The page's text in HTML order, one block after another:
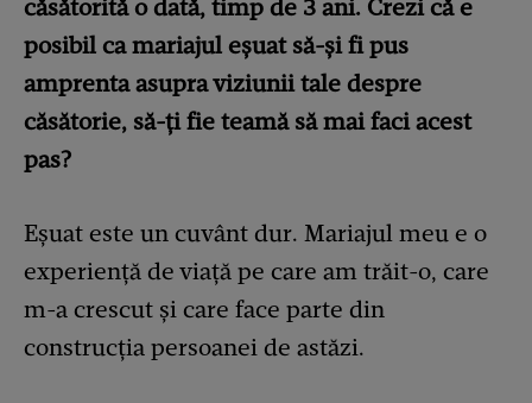
căsătorită o dată, timp de 3 ani. Crezi că e
posibil ca mariajul eșuat să-și fi pus
amprenta asupra viziunii tale despre
căsătorie, să-ți fie teamă să mai faci acest
pas?
Eșuat este un cuvânt dur. Mariajul meu e o
experiență de viață pe care am trăit-o, care
m-a crescut și care face parte din
construcția persoanei de astăzi.